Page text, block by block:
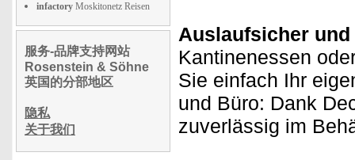
infactory Moskitonetz Reisen
服务-品牌支持网站
Rosenstein & Söhne
英国的分部地区
隐私
关于我们
Auslaufsicher
Kantinenessen
Sie einfach Ihr
und Büro: Dank
zuverlässig im